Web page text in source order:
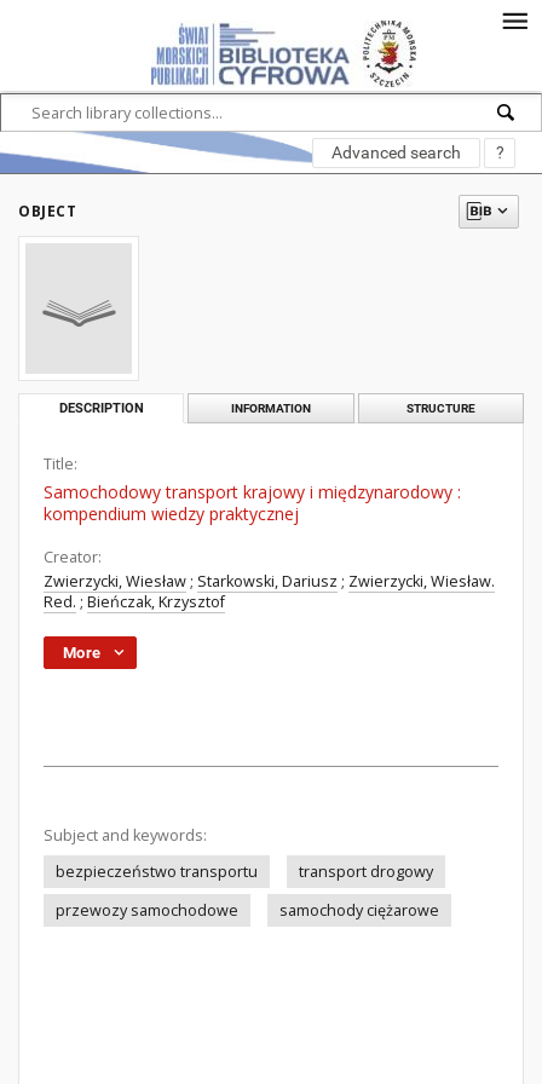
Advanced search ?
OBJECT
DESCRIPTION INFORMATION STRUCTURE
Title:
Samochodowy transport krajowy i międzynarodowy :
kompendium wiedzy praktycznej
Creator:
Zwierzycki, Wiesław ; Starkowski, Dariusz ; Zwierzycki, Wiesław.
Red. ; Bieńczak, Krzysztof
More
Subject and keywords:
bezpieczeństwo transportu
transport drogowy
przewozy samochodowe
samochody ciężarowe